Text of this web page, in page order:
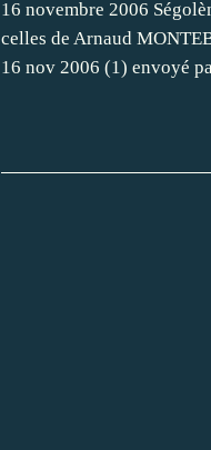
16 novembre 2006
celles de Arnaud
16 nov 2006 (1) envoyé